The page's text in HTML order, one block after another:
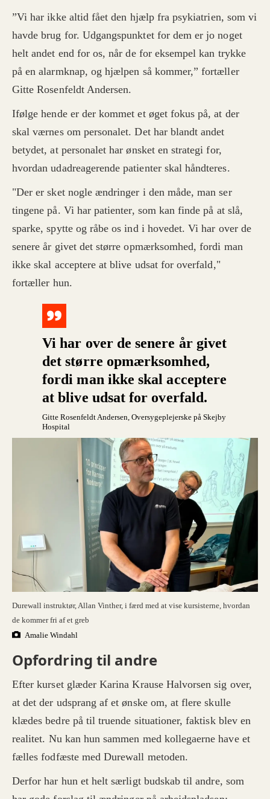
”Vi har ikke altid fået den hjælp fra psykiatrien, som vi
havde brug for. Udgangspunktet for dem er jo noget
helt andet end for os, når de for eksempel kan trykke
på en alarmknap, og hjælpen så kommer,” fortæller
Gitte Rosenfeldt Andersen.
Ifølge hende er der kommet et øget fokus på, at der
skal værnes om personalet. Det har blandt andet
betydet, at personalet har ønsket en strategi for,
hvordan udadreagerende patienter skal håndteres.
"Der er sket nogle ændringer i den måde, man ser
tingene på. Vi har patienter, som kan finde på at slå,
sparke, spytte og råbe os ind i hovedet. Vi har over de
senere år givet det større opmærksomhed, fordi man
ikke skal acceptere at blive udsat for overfald,"
fortæller hun.
Vi har over de senere år givet
det større opmærksomhed,
fordi man ikke skal acceptere
at blive udsat for overfald.
Gitte Rosenfeldt Andersen, Oversygeplejerske på Skejby
Hospital
Durewall instruktør, Allan Vinther, i færd med at vise kursisterne, hvordan
de kommer fri af et greb
Amalie Windahl
Opfordring til andre
Efter kurset glæder Karina Krause Halvorsen sig over,
at det der udsprang af et ønske om, at flere skulle
klædes bedre på til truende situationer, faktisk blev en
realitet. Nu kan hun sammen med kollegaerne have et
fælles fodfæste med Durewall metoden.
Derfor har hun et helt særligt budskab til andre, som